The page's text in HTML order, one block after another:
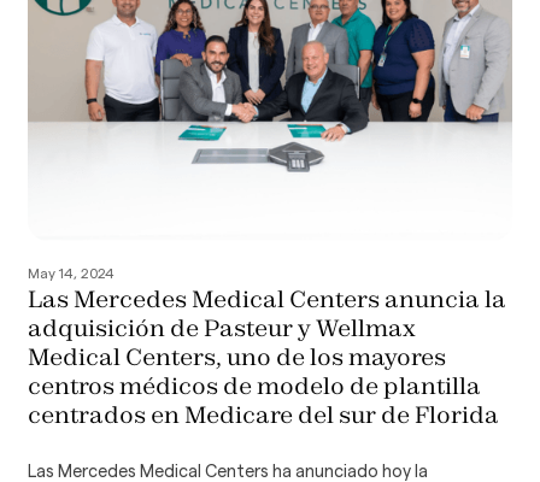
May 14, 2024
Las Mercedes Medical Centers anuncia la
adquisición de Pasteur y Wellmax
Medical Centers, uno de los mayores
centros médicos de modelo de plantilla
centrados en Medicare del sur de Florida
Las Mercedes Medical Centers ha anunciado hoy la